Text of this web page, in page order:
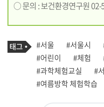
○ 문의 : 보건환경연구원 02-
기
사
관
련
태
그
태
그
#서울 #서울시
#어린이
#체험
#과학체험교실
#
#여름방학 체험학습